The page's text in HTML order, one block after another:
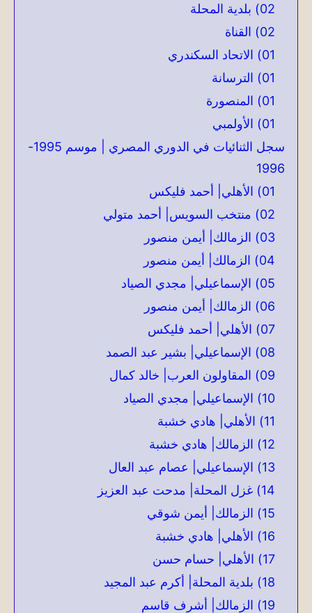
02) بلدية المحلة
02) القناة
01) الاتحاد السكندري
01) الترسانة
01) المنصورة
01) الأولمبي
سجل الثنائيات في الدوري المصري | موسم 1995-
1996
01) الأهلي| أحمد فليكس
02) منتخب السويس| أحمد متولي
03) الزمالك| أيمن منصور
04) الزمالك| أيمن منصور
05) الإسماعيلي| مجدي الصياد
06) الزمالك| أيمن منصور
07) الأهلي| أحمد فليكس
08) الإسماعيلي| بشير عبد الصمد
09) المقاولون العرب| خالد كمال
10) الإسماعيلي| مجدي الصياد
11) الأهلي| هادي خشبة
12) الزمالك| هادي خشبة
13) الإسماعيلي| عصام عبد العال
14) غزل المحلة| مدحت عبد العزيز
15) الزمالك| أيمن شوقي
16) الأهلي| هادي خشبة
17) الأهلي| حسام حسن
18) بلدية المحلة| أكرم عبد المجيد
19) الزمالك| أشرف قاسم